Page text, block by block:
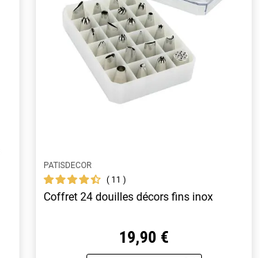
PATISDECOR
11
Coffret 24 douilles décors fins inox
19,90 €